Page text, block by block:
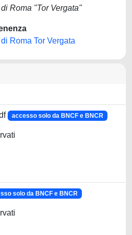
Roma "Tor Vergata"
Roma Tor Vergata
accesso solo da BNCF e BNCR
solo da BNCF e BNCR